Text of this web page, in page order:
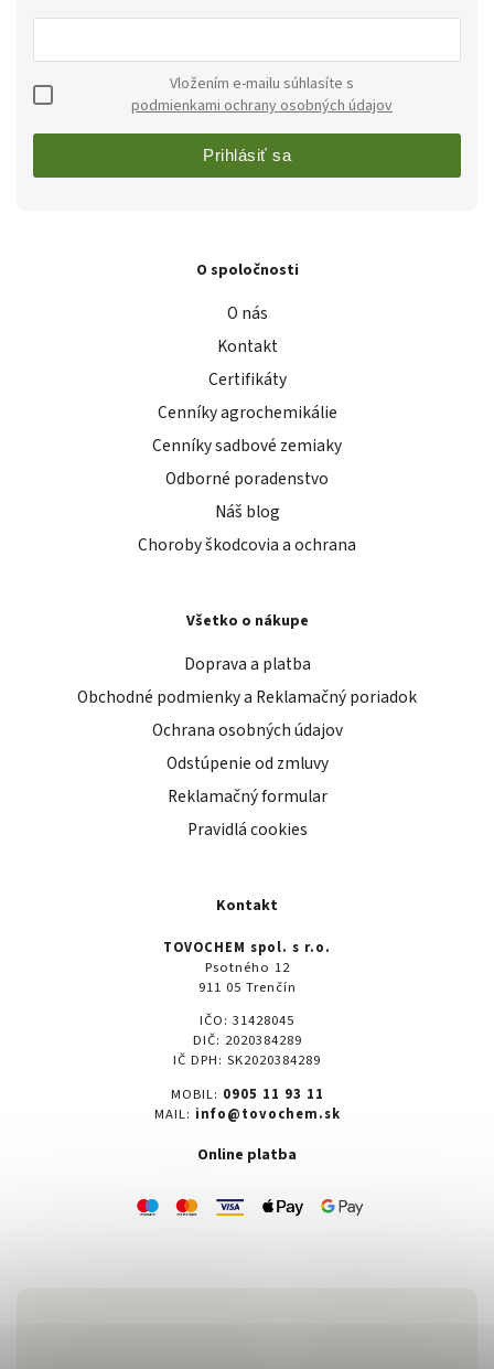
podmienkami ochrany osobných údajov
Prihlásiť sa
O spoločnosti
O nás
Kontakt
Certifikáty
Cenníky agrochemikálie
Cenníky sadbové zemiaky
Odborné poradenstvo
Náš blog
Choroby škodcovia a ochrana
Všetko o nákupe
Doprava a platba
Obchodné podmienky a Reklamačný poriadok
Ochrana osobných údajov
Odstúpenie od zmluvy
Reklamačný formular
Pravidlá cookies
Kontakt
TOVOCHEM spol. s r.o.
Psotného 12
911 05 Trenčín
IČO: 31428045
DIČ: 2020384289
IČ DPH: SK2020384289
MOBIL: 0905 11 93 11
MAIL: info@tovochem.sk
Online platba